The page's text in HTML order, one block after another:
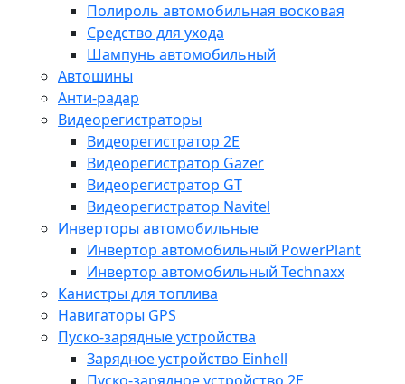
Полироль автомобильная восковая
Средство для ухода
Шампунь автомобильный
Автошины
Анти-радар
Видеорегистраторы
Видеорегистратор 2E
Видеорегистратор Gazer
Видеорегистратор GT
Видеорегистратор Navitel
Инверторы автомобильные
Инвертор автомобильный PowerPlant
Инвертор автомобильный Technaxx
Канистры для топлива
Навигаторы GPS
Пуско-зарядные устройства
Зарядное устройство Einhell